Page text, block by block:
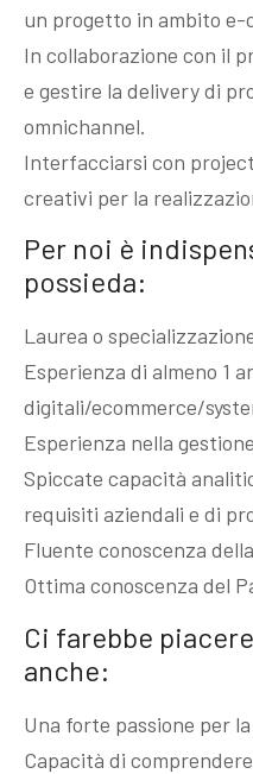
un progetto in ambito e-
In collaborazione con il
e gestire la delivery di
omnichannel.
Interfacciarsi con
creativi per la
Per noi è
possieda:
Laurea o
Esperienza di almeno 1
digitali/ecommerce/
Esperienza nella
Spiccate capacità
requisiti aziendali e di
Fluente conoscenza
Ottima conoscenza del
Ci farebbe
anche:
Una forte passione per
Capacità di